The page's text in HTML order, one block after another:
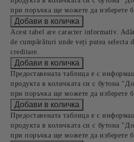
при поръчка ще можете да изберете
Acest tabel are caracter informativ.
de cumpărături unde veți putea selecta
creditare.
Предоставената таблица е с
продукта в количката си с бутона
при поръчка ще можете да изберете
Предоставената таблица е с
продукта в количката си с бутона
при поръчка ще можете да изберете